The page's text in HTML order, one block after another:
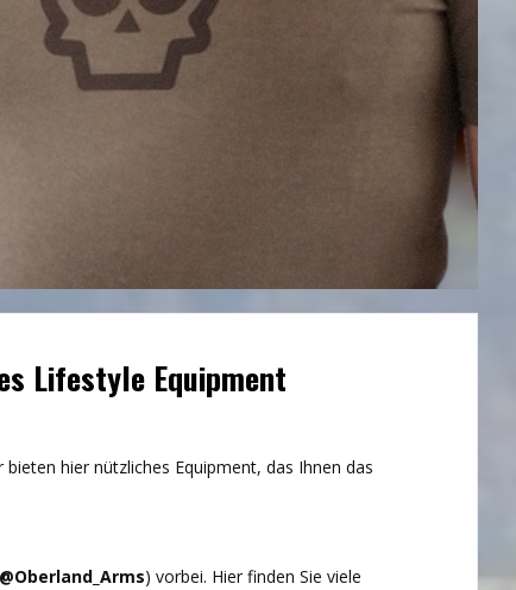
Lifestyle Equipment
hier nützliches Equipment, das Ihnen das
) vorbei. Hier finden Sie viele